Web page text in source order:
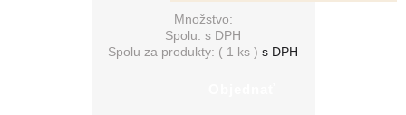
Množstvo:
Spolu: s DPH
Spolu za produkty: ( 1 ks ) s DPH